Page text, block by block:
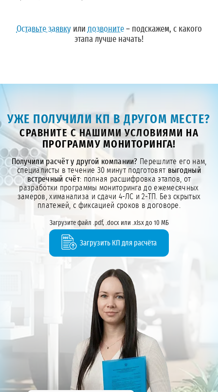
Оставьте заявкуили позвоните– подскажем, с какого
этапа лучше начать!
УЖЕ ПОЛУЧИЛИ КП В ДРУГОМ МЕСТЕ?
СРАВНИТЕ С НАШИМИ УСЛОВИЯМИ НА
ПРОГРАММУ МОНИТОРИНГА!
Получили расчёт у другой компании? Перешлите его нам,
специалисты в течение 30 минут подготовят выгодный
встречный счёт: полная расшифровка этапов, от
разработки программы мониторинга до ежемесячных
замеров, химанализа и сдачи 4-ЛС и 2-ТП. Без скрытых
платежей, с фиксацией сроков в договоре.
Загрузите файл .pdf, .docx или .xlsx до 10 МБ
Загрузить КП для расчёта